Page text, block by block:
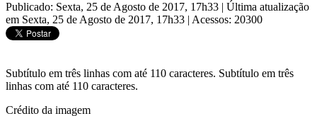
Publicado: Sexta, 25 de Agosto de 2017, 17h33 | Última atualização
em Sexta, 25 de Agosto de 2017, 17h33 | Acessos: 20300
Subtítulo em três linhas com até 110 caracteres. Subtítulo em três
linhas com até 110 caracteres.
Crédito da imagem